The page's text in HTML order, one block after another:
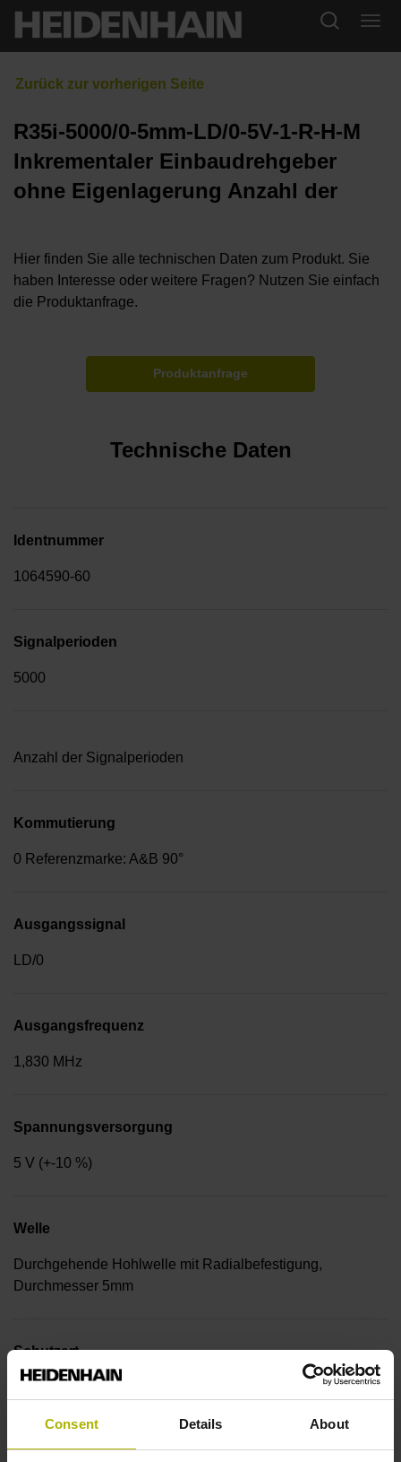
Consent Details About
R35i-5000/0-5mm-LD/0-5V-1-R-H-M
Inkrementaler Einbaudrehgeber
ohne Eigenlagerung Anzahl der
Hier finden Sie alle technischen Daten zum Produkt. Sie
haben Interesse oder weitere Fragen? Nutzen Sie einfach
die Produktanfrage.
Produktanfrage
Technische Daten
Identnummer
1064590-60
Signalperioden
5000
Anzahl der Signalperioden
Kommutierung
0 Referenzmarke: A&B 90°
Ausgangssignal
LD/0
Ausgangsfrequenz
1,830 MHz
Spannungsversorgung
5 V (+-10 %)
Welle
Durchgehende Hohlwelle mit Radialbefestigung,
Durchmesser 5mm
Schutzart
Arbeitstemperatur